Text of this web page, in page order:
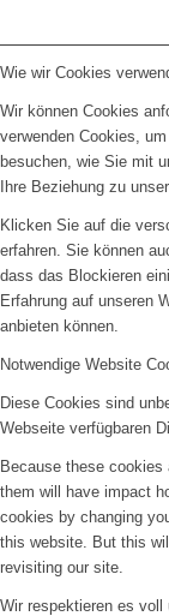
Wie wir Cookies
Wir können Cookies
verwenden Cookies,
besuchen, wie Sie mit
Ihre Beziehung zu
Klicken Sie auf die
erfahren. Sie können
dass das Blockieren
Erfahrung auf unseren
anbieten können.
Notwendige Website
Diese Cookies sind
Webseite verfügbaren
Because these
them will have impact
cookies by changing
this website. But this
revisiting our site.
Wir respektieren es voll